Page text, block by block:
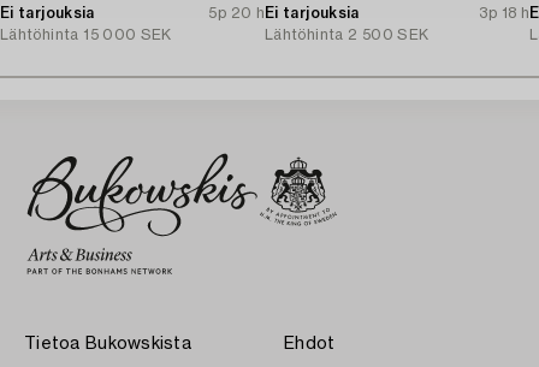
Ei tarjouksia
5p 20 h
Lähtöhinta 15 000 SEK
Ei tarjouksia
3p 18 h
Lähtöhinta 2 500 SEK
Tietoa Bukowskista Ehdot